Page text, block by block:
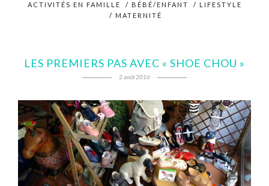
ACTIVITÉS EN FAMILLE / BÉBÉ/ENFANT / LIFESTYLE
/ MATERNITÉ
LES PREMIERS PAS AVEC « SHOE CHOU »
2 août 2016